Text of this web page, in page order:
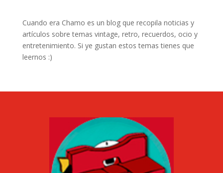
Cuando era Chamo es un blog que recopila noticias y
artículos sobre temas vintage, retro, recuerdos, ocio y
entretenimiento. Si ye gustan estos temas tienes que
leernos :)